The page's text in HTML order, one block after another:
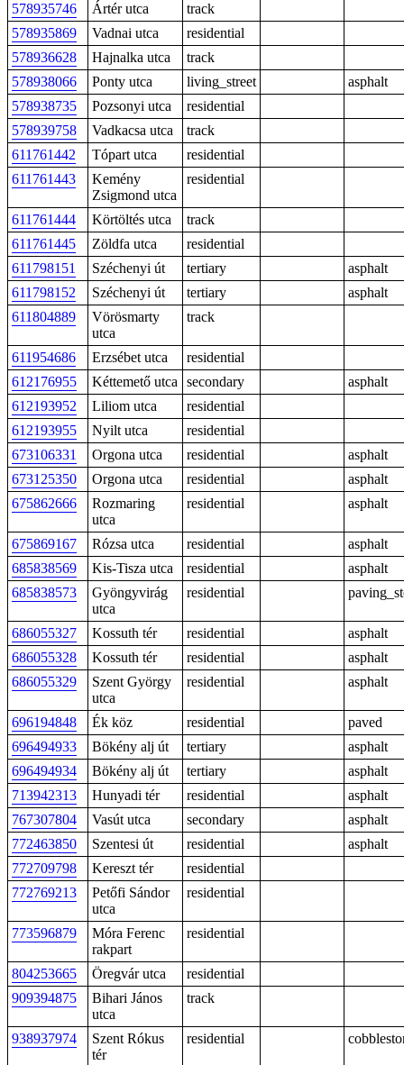
578935746
Ártér utca
track
578935869
Vadnai utca
residential
578936628
Hajnalka utca
track
578938066
Ponty utca living_street
asphalt
578938735
Pozsonyi utca
residential
578939758
Vadkacsa utca
track
611761442
Tópart utca
residential
611761443
Kemény
Zsigmond utca
residential
611761444 Körtöltés utca
track
611761445
Zöldfa utca
residential
611798151
Széchenyi út tertiary
asphalt
611798152
Széchenyi út tertiary
asphalt
611804889
Vörösmarty
utca
track
611954686 Erzsébet utca
residential
612176955
Kéttemető utca secondary
asphalt
612193952
Liliom utca
residential
612193955
Nyilt utca
residential
673106331
Orgona utca residential
asphalt
673125350
Orgona utca residential
asphalt
675862666
Rozmaring
utca
residential asphalt
675869167 Rózsa utca residential
asphalt
685838569
Kis-Tisza utca residential
asphalt
685838573
Gyöngyvirág
utca
residential
686055327 Kossuth tér residential
asphalt
686055328
Kossuth tér residential
asphalt
686055329
Szent György
utca
residential asphalt
696194848 Ék köz residential
paved
696494933
Bökény alj út tertiary
asphalt
696494934
Bökény alj út tertiary
asphalt
713942313
Hunyadi tér residential
asphalt
767307804
Vasút utca secondary
asphalt
772463850
Szentesi út residential
asphalt
772709798
Kereszt tér
residential
772769213
Petőfi Sándor
utca
residential
773596879
Móra Ferenc
rakpart
residential
804253665 Öregvár utca
residential
909394875
Bihari János
utca
track
938937974
Szent Rókus
tér
residential